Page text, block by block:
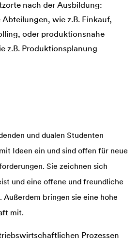
nach der Ausbildung:
wie z.B. Einkauf,
oder produktionsnahe
z.B. Produktionsplanung
und dualen Studenten
Ideen ein und sind offen für neue
Sie zeichnen sich
und eine offene und freundliche
Außerdem bringen sie eine hohe
mit.
Prozessen